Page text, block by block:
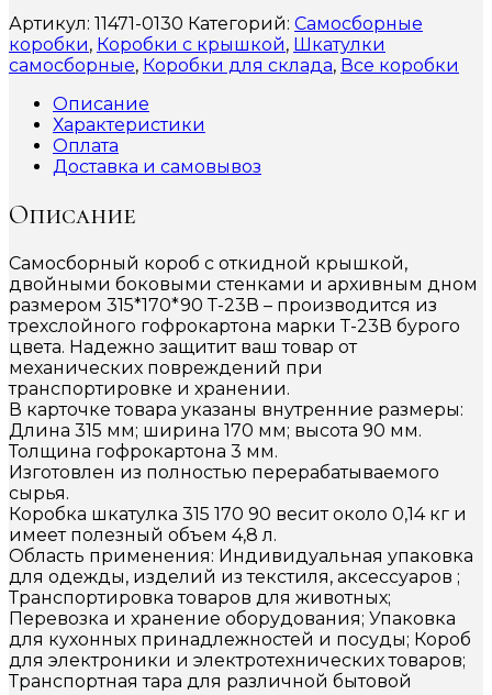
Артикул: 11471-0130 Категорий: Самосборные
коробки, Коробки с крышкой, Шкатулки
самосборные, Коробки для склада, Все коробки
Описание
Характеристики
Оплата
Доставка и самовывоз
Описание
Самосборный короб с откидной крышкой,
двойными боковыми стенками и архивным дном
размером 315*170*90 Т-23В – производится из
трехслойного гофрокартона марки Т-23В бурого
цвета. Надежно защитит ваш товар от
механических повреждений при
транспортировке и хранении.
В карточке товара указаны внутренние размеры:
Длина 315 мм; ширина 170 мм; высота 90 мм.
Толщина гофрокартона 3 мм.
Изготовлен из полностью перерабатываемого
сырья.
Коробка шкатулка 315 170 90 весит около 0,14 кг и
имеет полезный объем 4,8 л.
Область применения: Индивидуальная упаковка
для одежды, изделий из текстиля, аксессуаров ;
Транспортировка товаров для животных;
Перевозка и хранение оборудования; Упаковка
для кухонных принадлежностей и посуды; Короб
для электроники и электротехнических товаров;
Транспортная тара для различной бытовой